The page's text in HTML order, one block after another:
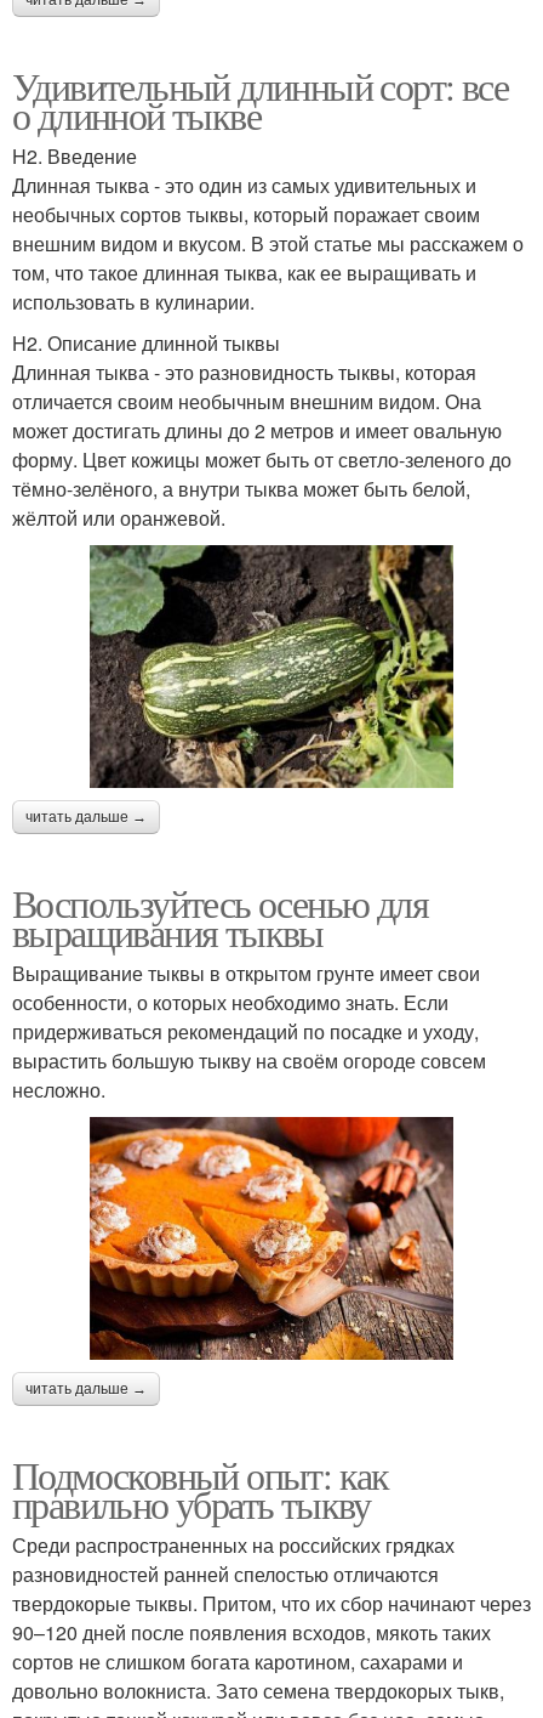
Удивительный длинный сорт: все
о длинной тыкве
H2. Введение
Длинная тыква - это один из самых удивительных и
необычных сортов тыквы, который поражает своим
внешним видом и вкусом. В этой статье мы расскажем о
том, что такое длинная тыква, как ее выращивать и
использовать в кулинарии.
H2. Описание длинной тыквы
Длинная тыква - это разновидность тыквы, которая
отличается своим необычным внешним видом. Она
может достигать длины до 2 метров и имеет овальную
форму. Цвет кожицы может быть от светло-зеленого до
тёмно-зелёного, а внутри тыква может быть белой,
жёлтой или оранжевой.
читать дальше →
Воспользуйтесь осенью для
выращивания тыквы
Выращивание тыквы в открытом грунте имеет свои
особенности, о которых необходимо знать. Если
придерживаться рекомендаций по посадке и уходу,
вырастить большую тыкву на своём огороде совсем
несложно.
читать дальше →
Подмосковный опыт: как
правильно убрать тыкву
Среди распространенных на российских грядках
разновидностей ранней спелостью отличаются
твердокорые тыквы. Притом, что их сбор начинают через
90–120 дней после появления всходов, мякоть таких
сортов не слишком богата каротином, сахарами и
довольно волокниста. Зато семена твердокорых тыкв,